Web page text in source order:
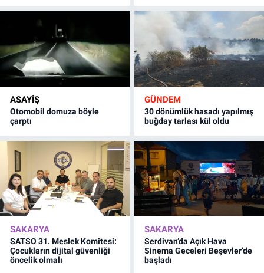
ASAYİŞ
Otomobil domuza böyle
çarptı
GÜNDEM
30 dönümlük hasadı yapılmış
buğday tarlası kül oldu
SAKARYA
SATSO 31. Meslek Komitesi:
Çocukların dijital güvenliği
öncelik olmalı
SAKARYA
Serdivan’da Açık Hava
Sinema Geceleri Beşevler’de
başladı